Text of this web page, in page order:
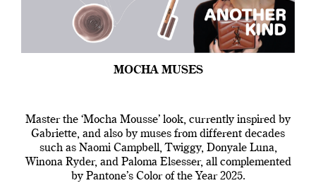
MOCHA MUSES
Master the ‘Mocha Mousse’ look, currently inspired by
Gabriette, and also by muses from different decades
such as Naomi Campbell, Twiggy, Donyale Luna,
Winona Ryder, and Paloma Elsesser, all complemented
by Pantone’s Color of the Year 2025.